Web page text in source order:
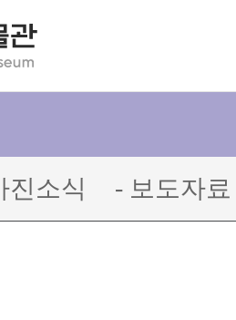
진소식 - 보도자료